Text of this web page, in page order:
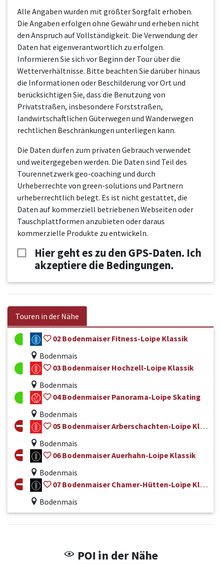
Alle Angaben wurden mit größter Sorgfalt erhoben.
Die Angaben erfolgen ohne Gewähr und erheben nicht
den Anspruch auf Vollständigkeit. Die Verwendung der
Daten hat eigenverantwortlich zu erfolgen.
Informieren Sie sich vor Beginn der Tour über die
Wetterverhältnisse. Bitte beachten Sie darüber hinaus
die Informationen oder Beschilderung vor Ort und
berücksichtigen Sie, dass die Benutzung von
Privatstraßen, insbesondere Forststraßen,
landwirtschaftlichen Güterwegen und Wanderwegen
rechtlichen Beschränkungen unterliegen kann.
Die Daten dürfen zum privaten Gebrauch verwendet
und weitergegeben werden. Die Daten sind Teil des
Tourennetzwerk geo-coaching und durch
Urheberrechte von green-solutions und Partnern
urheberrechtlich belegt. Es ist nicht gestattet, die
Daten auf kommerziell betriebenen Webseiten oder
Tauschplattformen anzubieten oder daraus
kommerzielle Produkte zu entwickeln.
Hier geht es zu den GPS-Daten. Ich
akzeptiere die Bedingungen.
Touren in der Nähe
02 Bodenmaiser Fitness-Loipe Klassik
Bodenmais
03 Bodenmaiser Hochzell-Loipe Klassik
Bodenmais
04 Bodenmaiser Panorama-Loipe Skating
Bodenmais
05 Bodenmaiser Arberschachten-Loipe Klassik
Bodenmais
06 Bodenmaiser Auerhahn-Loipe Klassik
Bodenmais
07 Bodenmaiser Chamer-Hütten-Loipe Klassik
Bodenmais
POI in der Nähe